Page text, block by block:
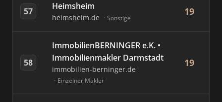
57 Heimsheim
heimsheim.de Sonstige
19
58
ImmobilienBERNINGER e.K. •
Immobilienmakler Darmstadt
immobilien-berninger.de
Einzelner Makler
19